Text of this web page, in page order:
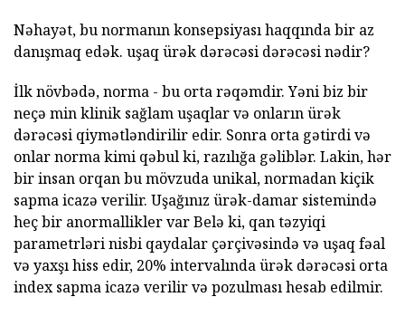
Nəhayət, bu normanın konsepsiyası haqqında bir az
danışmaq edək. uşaq ürək dərəcəsi dərəcəsi nədir?
İlk növbədə, norma - bu orta rəqəmdir. Yəni biz bir
neçə min klinik sağlam uşaqlar və onların ürək
dərəcəsi qiymətləndirilir edir. Sonra orta gətirdi və
onlar norma kimi qəbul ki, razılığa gəliblər. Lakin, hər
bir insan orqan bu mövzuda unikal, normadan kiçik
sapma icazə verilir. Uşağınız ürək-damar sistemində
heç bir anormallikler var Belə ki, qan təzyiqi
parametrləri nisbi qaydalar çərçivəsində və uşaq fəal
və yaxşı hiss edir, 20% intervalında ürək dərəcəsi orta
index sapma icazə verilir və pozulması hesab edilmir.